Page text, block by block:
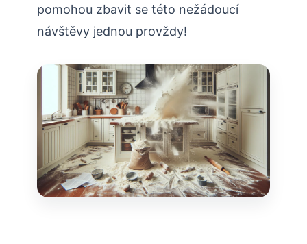
pomohou zbavit se této nežádoucí
návštěvy jednou provždy!